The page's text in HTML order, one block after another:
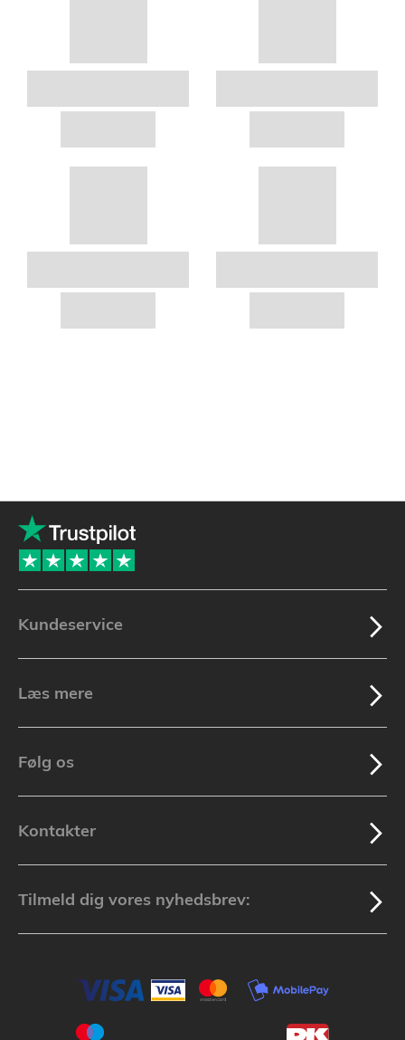
Kundeservice
Læs mere
Følg os
Kontakter
Tilmeld dig vores nyhedsbrev: